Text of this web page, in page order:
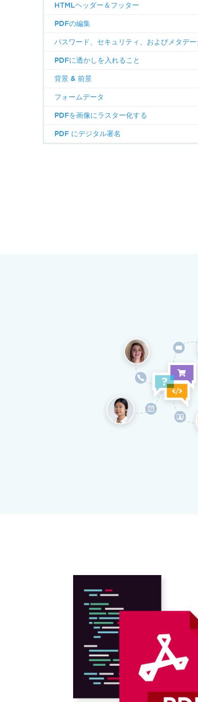
HTMLヘッダー＆フッター
PDFの編集
パスワード、セキュリティ、およびメタデー
PDFに透かしを入れること
背景 & 前景
フォームデータ
PDFを画像にラスター化する
PDF にデジタル署名